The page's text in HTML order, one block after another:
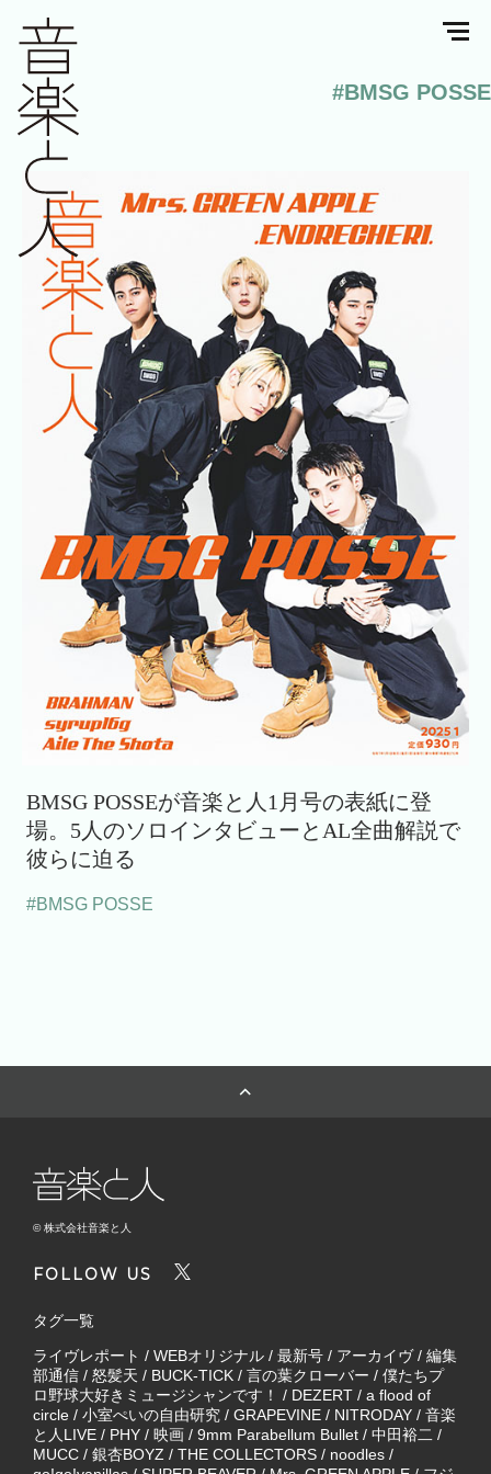
#BMSG POSSE
BMSG POSSEが音楽と人1月号の表紙に登
場。5人のソロインタビューとAL全曲解説で
彼らに迫る
#BMSG POSSE
© 株式会社音楽と人
FOLLOW US
タグ一覧
ライヴレポート / WEBオリジナル / 最新号 / アーカイヴ/ 編集
部通信 / 怒髪天 / BUCK-TICK / 言の葉クローバー / 僕たちプ
ロ野球大好きミュージシャンです！
/ DEZERT / a flood of
circle / 小室ぺいの自由研究 / GRAPEVINE / NITRODAY / 音楽
と人LIVE / PHY / 映画 / 9mm Parabellum Bullet / 中田裕二 /
MUCC / 銀杏BOYZ / THE COLLECTORS / noodles /